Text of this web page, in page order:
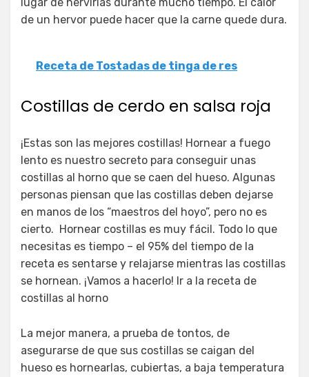
de un hervor puede hacer que la carne quede dura.
Receta de Tostadas de tinga de res
Costillas de cerdo en salsa roja
¡Estas son las mejores costillas! Hornear a fuego
lento es nuestro secreto para conseguir unas
costillas al horno que se caen del hueso. Algunas
personas piensan que las costillas deben dejarse
en manos de los “maestros del hoyo”, pero no es
cierto. Hornear costillas es muy fácil. Todo lo que
necesitas es tiempo – el 95% del tiempo de la
receta es sentarse y relajarse mientras las costillas
se hornean. ¡Vamos a hacerlo! Ir a la receta de
costillas al horno
La mejor manera, a prueba de tontos, de
asegurarse de que sus costillas se caigan del
hueso es hornearlas, cubiertas, a baja temperatura